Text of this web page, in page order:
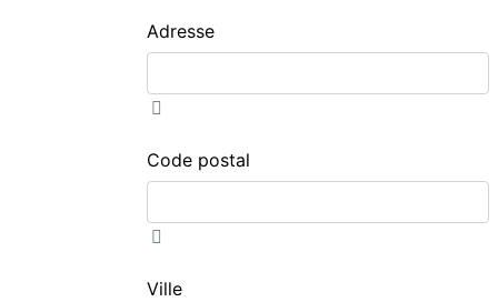
Adresse
Code postal
Ville